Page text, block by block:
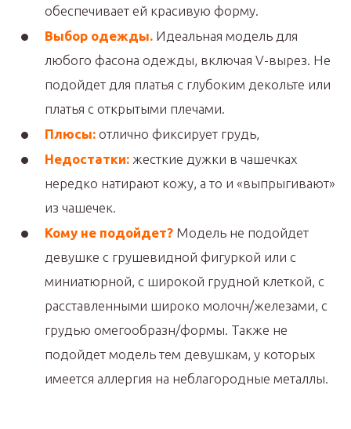
обеспечивает ей красивую форму.
Выбор одежды. Идеальная модель для
любого фасона одежды, включая V-вырез. Не
подойдет для платья с глубоким декольте или
платья с открытыми плечами.
Плюсы: отлично фиксирует грудь,
Недостатки: жесткие дужки в чашечках
нередко натирают кожу, а то и «выпрыгивают»
из чашечек.
Кому не подойдет? Модель не подойдет
девушке с грушевидной фигуркой или с
миниатюрной, с широкой грудной клеткой, с
расставленными широко молочн/железами, с
грудью омегообразн/формы. Также не
подойдет модель тем девушкам, у которых
имеется аллергия на неблагородные металлы.